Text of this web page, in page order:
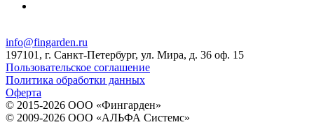
info@fingarden.ru
197101, г. Санкт-Петербург, ул. Мира, д. 36 оф. 15
Пользовательское соглашение
Политика обработки данных
Оферта
© 2015-2026 ООО «Фингарден»
© 2009-2026 ООО «АЛЬФА Системс»